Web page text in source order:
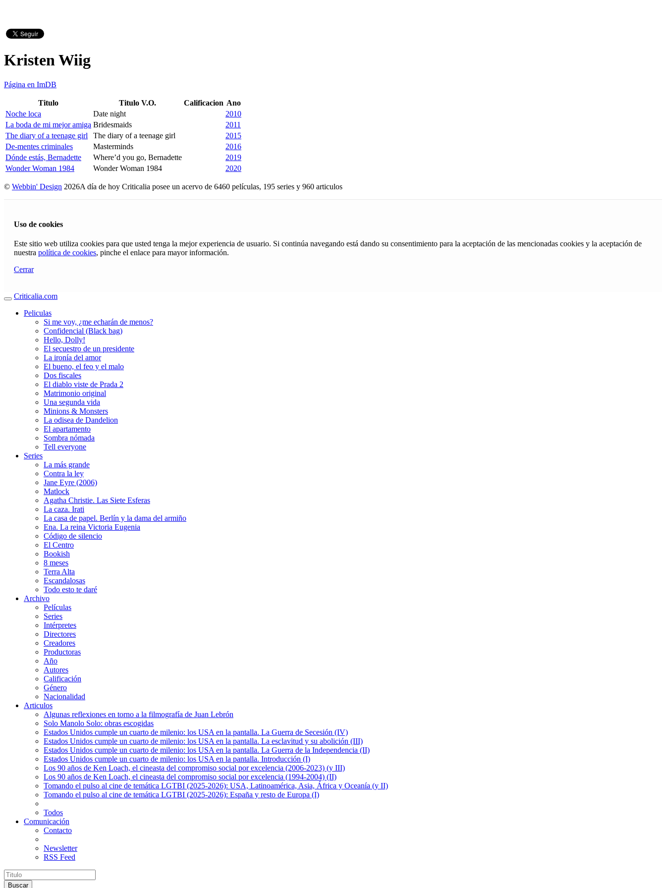
Kristen Wiig
Página en ImDB
Titulo Titulo V.O. Calificacion Ano
Noche loca
Date night
2010
La boda de mi mejor amiga Bridesmaids
2011
The diary of a teenage girl
The diary of a teenage girl
2015
De-mentes criminales
Masterminds
2016
Dónde estás, Bernadette
Where’d you go, Bernadette
2019
Wonder Woman 1984
Wonder Woman 1984 2020
© Webbin' Design 2026A día de hoy Criticalia posee un acervo de 6460 películas, 195 series y 960 articulos
Uso de cookies
Este sitio web utiliza cookies para que usted tenga la mejor experiencia de usuario. Si continúa navegando está dando su consentimiento para la aceptación de las mencionadas cookies y la aceptación de
nuestra política de cookies, pinche el enlace para mayor información.
Cerrar
Criticalia.com
Peliculas
Si me voy, ¿me echarán de menos?
Confidencial (Black bag)
Hello, Dolly!
El secuestro de un presidente
La ironía del amor
El bueno, el feo y el malo
Dos fiscales
El diablo viste de Prada 2
Matrimonio original
Una segunda vida
Minions & Monsters
La odisea de Dandelion
El apartamento
Sombra nómada
Tell everyone
Series
La más grande
Contra la ley
Jane Eyre (2006)
Matlock
Agatha Christie. Las Siete Esferas
La caza. Irati
La casa de papel. Berlín y la dama del armiño
Ena. La reina Victoria Eugenia
Código de silencio
El Centro
Bookish
8 meses
Terra Alta
Escandalosas
Todo esto te daré
Archivo
Películas
Series
Intérpretes
Directores
Creadores
Productoras
Año
Autores
Calificación
Género
Nacionalidad
Articulos
Algunas reflexiones en torno a la filmografía de Juan Lebrón
Solo Manolo Solo: obras escogidas
Estados Unidos cumple un cuarto de milenio: los USA en la pantalla. La Guerra de Secesión (IV)
Estados Unidos cumple un cuarto de milenio: los USA en la pantalla. La esclavitud y su abolición (III)
Estados Unidos cumple un cuarto de milenio: los USA en la pantalla. La Guerra de la Independencia (II)
Estados Unidos cumple un cuarto de milenio: los USA en la pantalla. Introducción (I)
Los 90 años de Ken Loach, el cineasta del compromiso social por excelencia (2006-2023) (y III)
Los 90 años de Ken Loach, el cineasta del compromiso social por excelencia (1994-2004) (II)
Tomando el pulso al cine de temática LGTBI (2025-2026): USA, Latinoamérica, Asia, África y Oceanía (y II)
Tomando el pulso al cine de temática LGTBI (2025-2026): España y resto de Europa (I)
Todos
Comunicación
Contacto
Newsletter
RSS Feed
Buscar